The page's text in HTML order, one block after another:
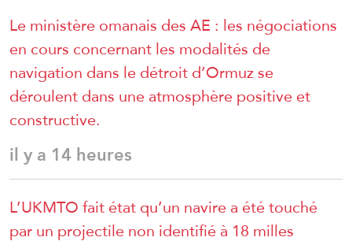
Le ministère omanais des AE : les négociations
en cours concernant les modalités de
navigation dans le détroit d’Ormuz se
déroulent dans une atmosphère positive et
constructive.
il y a 14 heures
L’UKMTO fait état qu’un navire a été touché
par un projectile non identifié à 18 milles